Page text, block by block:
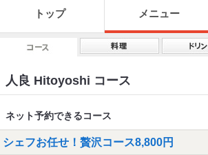
トップ メニュー
人良 Hitoyoshi コース
ネット予約できるコース
シェフお任せ！贅沢コース8,800円